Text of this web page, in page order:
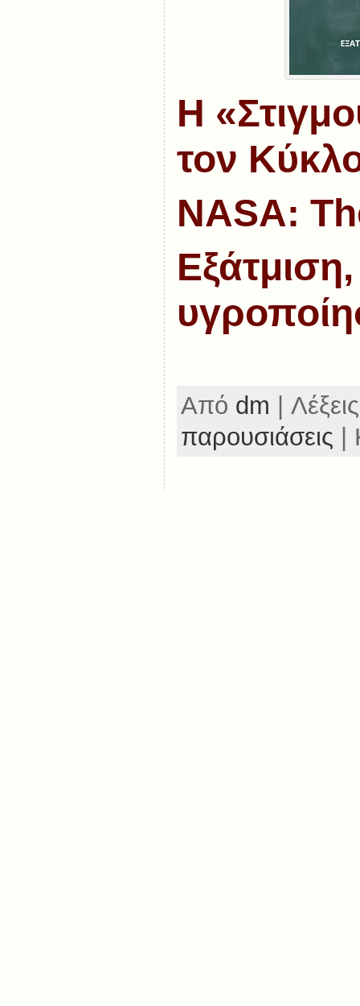
Η
τον
NASA:
Από dm |
παρουσιάσεις |